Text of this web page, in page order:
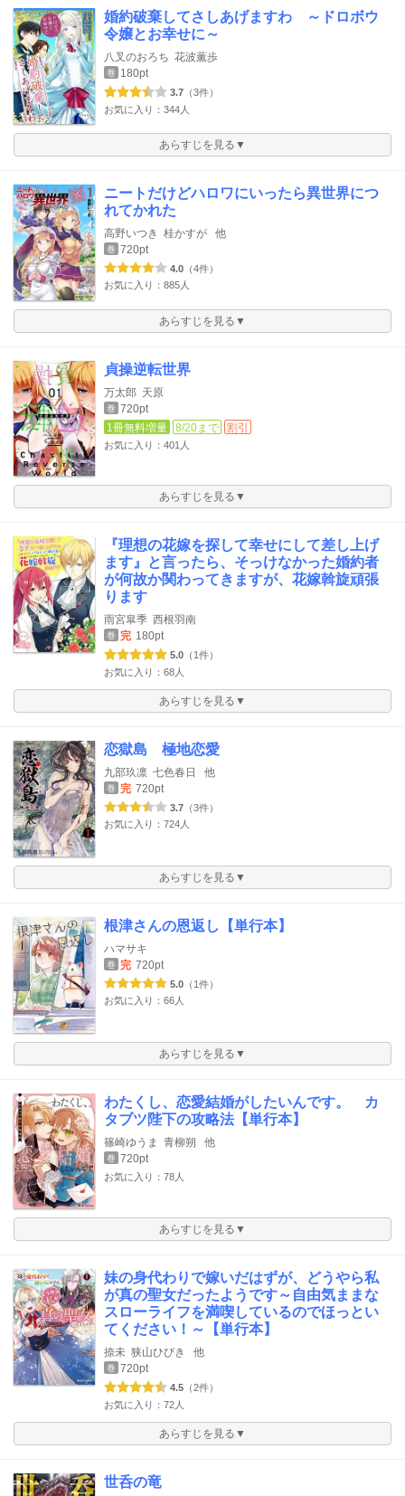
婚約破棄してさしあげますわ ～ドロボウ
令嬢とお幸せに～
八叉のおろち 花波薫歩
巻 180pt
3.7 （3件）
お気に入り：344人
あらすじを見る▼
ニートだけどハロワにいったら異世界につ
れてかれた
高野いつき 桂かすが 他
巻 720pt
4.0 （4件）
お気に入り：885人
あらすじを見る▼
貞操逆転世界
万太郎 天原
巻 720pt
1冊無料増量
8/20まで 割引
お気に入り：401人
あらすじを見る▼
『理想の花嫁を探して幸せにして差し上げ
ます』と言ったら、そっけなかった婚約者
が何故か関わってきますが、花嫁斡旋頑張
ります
雨宮皐季 西根羽南
巻 完 180pt
5.0 （1件）
お気に入り：68人
あらすじを見る▼
恋獄島 極地恋愛
九部玖凛 七色春日 他
巻 完 720pt
3.7 （3件）
お気に入り：724人
あらすじを見る▼
根津さんの恩返し【単行本】
ハマサキ
巻 完 720pt
5.0 （1件）
お気に入り：66人
あらすじを見る▼
わたくし、恋愛結婚がしたいんです。 カ
タブツ陛下の攻略法【単行本】
篠崎ゆうま 青柳朔 他
巻 720pt
お気に入り：78人
あらすじを見る▼
妹の身代わりで嫁いだはずが、どうやら私
が真の聖女だったようです～自由気ままな
スローライフを満喫しているのでほっとい
てください！～【単行本】
捺未 狭山ひびき 他
巻 720pt
4.5 （2件）
お気に入り：72人
あらすじを見る▼
世呑の竜